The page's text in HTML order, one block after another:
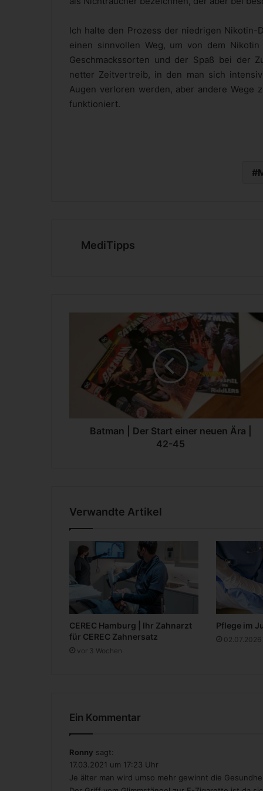
Ich halte den Prozess der niedrigen
einen sinnvollen Weg, um von dem
Geschmackssorten und der Spaß bei der
netter Zeitvertreib, in den man sich
Augen verloren werden, aber andere Wege
funktioniert.
MediTipps
n
n
Ä
r
a
4
Batman | Der Start einer neuen Ära |
42-45
Verwandte Artikel
CEREC Hamburg | Ihr Zahnarzt
für CEREC Zahnersatz
vor 3 Wochen
Pflege im
02.07.2026
Ein Kommentar
Ronny sagt:
17.03.2021 um 17:23 Uhr
Je älter man wird umso mehr gewinnt die